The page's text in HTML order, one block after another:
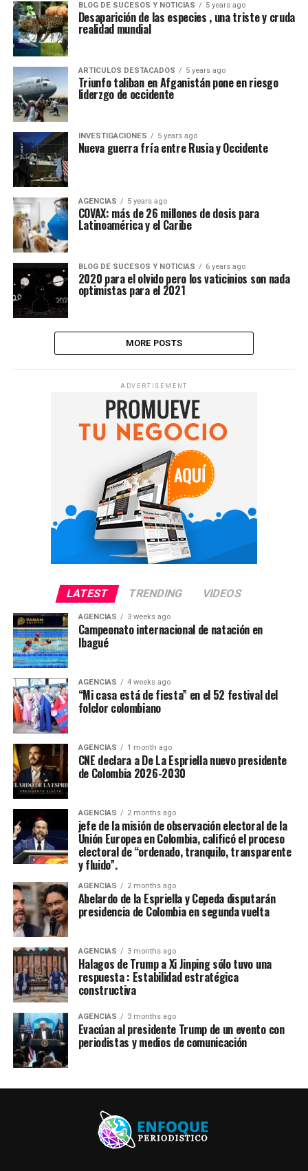
BLOG DE SUCESOS Y NOTICIAS 5 years ago
Desaparición de las especies , una triste y cruda
realidad mundial
ARTICULOS DESTACADOS 5 years ago
Triunfo taliban en Afganistán pone en riesgo
liderzgo de occidente
INVESTIGACIONES 5 years ago
Nueva guerra fría entre Rusia y Occidente
AGENCIAS 5 years ago
COVAX: más de 26 millones de dosis para
Latinoamérica y el Caribe
BLOG DE SUCESOS Y NOTICIAS 6 years ago
2020 para el olvido pero los vaticinios son nada
optimistas para el 2021
MORE POSTS
ADVERTISEMENT
LATEST TRENDING VIDEOS
AGENCIAS 3 weeks ago
Campeonato internacional de natación en
Ibagué
AGENCIAS 4 weeks ago
“Mi casa está de fiesta” en el 52 festival del
folclor colombiano
AGENCIAS 1 month ago
CNE declara a De La Espriella nuevo presidente
de Colombia 2026-2030
AGENCIAS 2 months ago
jefe de la misión de observación electoral de la
Unión Europea en Colombia, calificó el proceso
electoral de “ordenado, tranquilo, transparente
y fluido”.
AGENCIAS 2 months ago
Abelardo de la Espriella y Cepeda disputarán
presidencia de Colombia en segunda vuelta
AGENCIAS 3 months ago
Halagos de Trump a Xi Jinping sólo tuvo una
respuesta : Estabilidad estratégica
constructiva
AGENCIAS 3 months ago
Evacúan al presidente Trump de un evento con
periodistas y medios de comunicación